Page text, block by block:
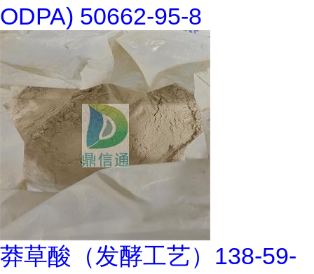
ODPA) 50662-95-8
莽草酸（发酵工艺）138-59-